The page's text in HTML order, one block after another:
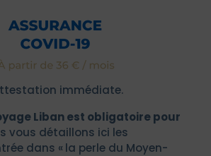
immédiate.
Liban est obligatoire pour
vous détaillons ici les
dans « la perle du Moyen-